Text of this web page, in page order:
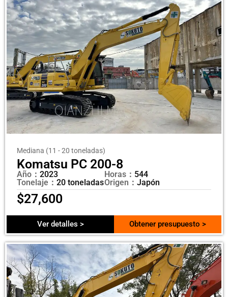
Mediana (11 - 20 toneladas)
Komatsu PC 200-8
Año： 2023
Tonelaje： 20 toneladas
Horas： 544
Origen： Japón
$27,600
Ver detalles > Obtener presupuesto >